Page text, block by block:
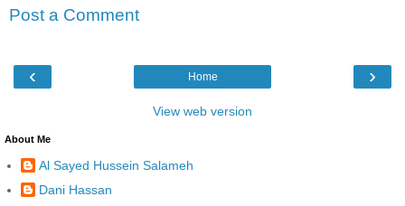
Post a Comment
‹ ›
Home
View web version
About Me
Al Sayed Hussein Salameh
Dani Hassan